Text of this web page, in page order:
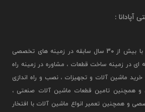
آپادانا :
گروه صنعت پردازان آپادانا با بیش از 30 سال سابقه در زمینه های تخصصی
در زمینه ساخت قطعات ، مشاوره در زمینه راه
خرید ماشین آلات و تجهیزات ، نصب و راه اندازی
و همچنین تامین قطعات ماشین آلات صنعتی ،
همچنین تعمیر انواع ماشین آلات با افتخار